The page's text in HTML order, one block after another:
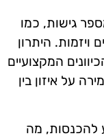
גישות, כמו
היתרון
המקצועיים
על איזון בין
להכנסות, מה